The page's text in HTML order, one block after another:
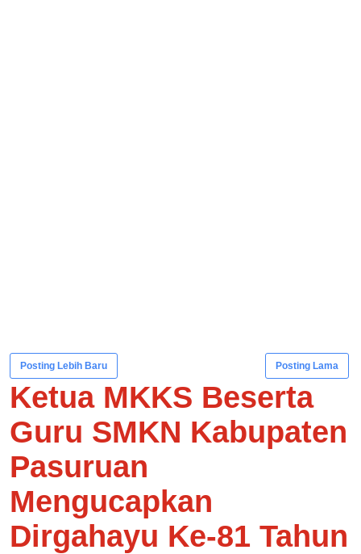
Posting Lebih Baru Posting Lama
Ketua MKKS Beserta
Guru SMKN Kabupaten
Pasuruan
Mengucapkan
Dirgahayu Ke-81 Tahun